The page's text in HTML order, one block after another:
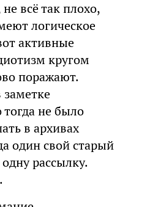
всё так плохо,
логическое
активные
кругом
поражают.
не было
в архивах
один свой старый
рассылку.